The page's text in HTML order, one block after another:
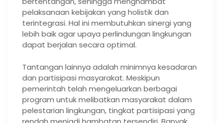
pelaksanaan kebijakan yang holistik dan
terintegrasi. Hal ini membutuhkan sinergi yang
lebih baik agar upaya perlindungan lingkungan
dapat berjalan secara optimal.
Tantangan lainnya adalah minimnya kesadaran
dan partisipasi masyarakat. Meskipun
pemerintah telah mengeluarkan berbagai
program untuk melibatkan masyarakat dalam
pelestarian lingkungan, tingkat partisipasi yang